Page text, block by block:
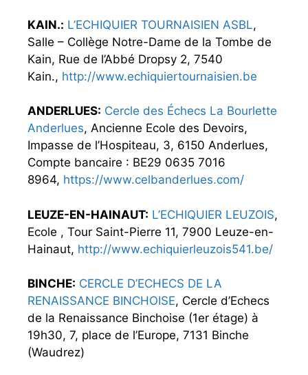
KAIN.: L’ECHIQUIER TOURNAISIEN ASBL,
Salle – Collège Notre-Dame de la Tombe de
Kain, Rue de l’Abbé Dropsy 2, 7540
Kain., http://www.echiquiertournaisien.be
ANDERLUES: Cercle des Échecs La Bourlette
Anderlues, Ancienne Ecole des Devoirs,
Impasse de l’Hospiteau, 3, 6150 Anderlues,
Compte bancaire : BE29 0635 7016
8964, https://www.celbanderlues.com/
LEUZE-EN-HAINAUT: L’ECHIQUIER LEUZOIS,
Ecole , Tour Saint-Pierre 11, 7900 Leuze-en-
Hainaut, http://www.echiquierleuzois541.be/
BINCHE: CERCLE D’ECHECS DE LA
RENAISSANCE BINCHOISE, Cercle d’Echecs
de la Renaissance Binchoise (1er étage) à
19h30, 7, place de l’Europe, 7131 Binche
(Waudrez)